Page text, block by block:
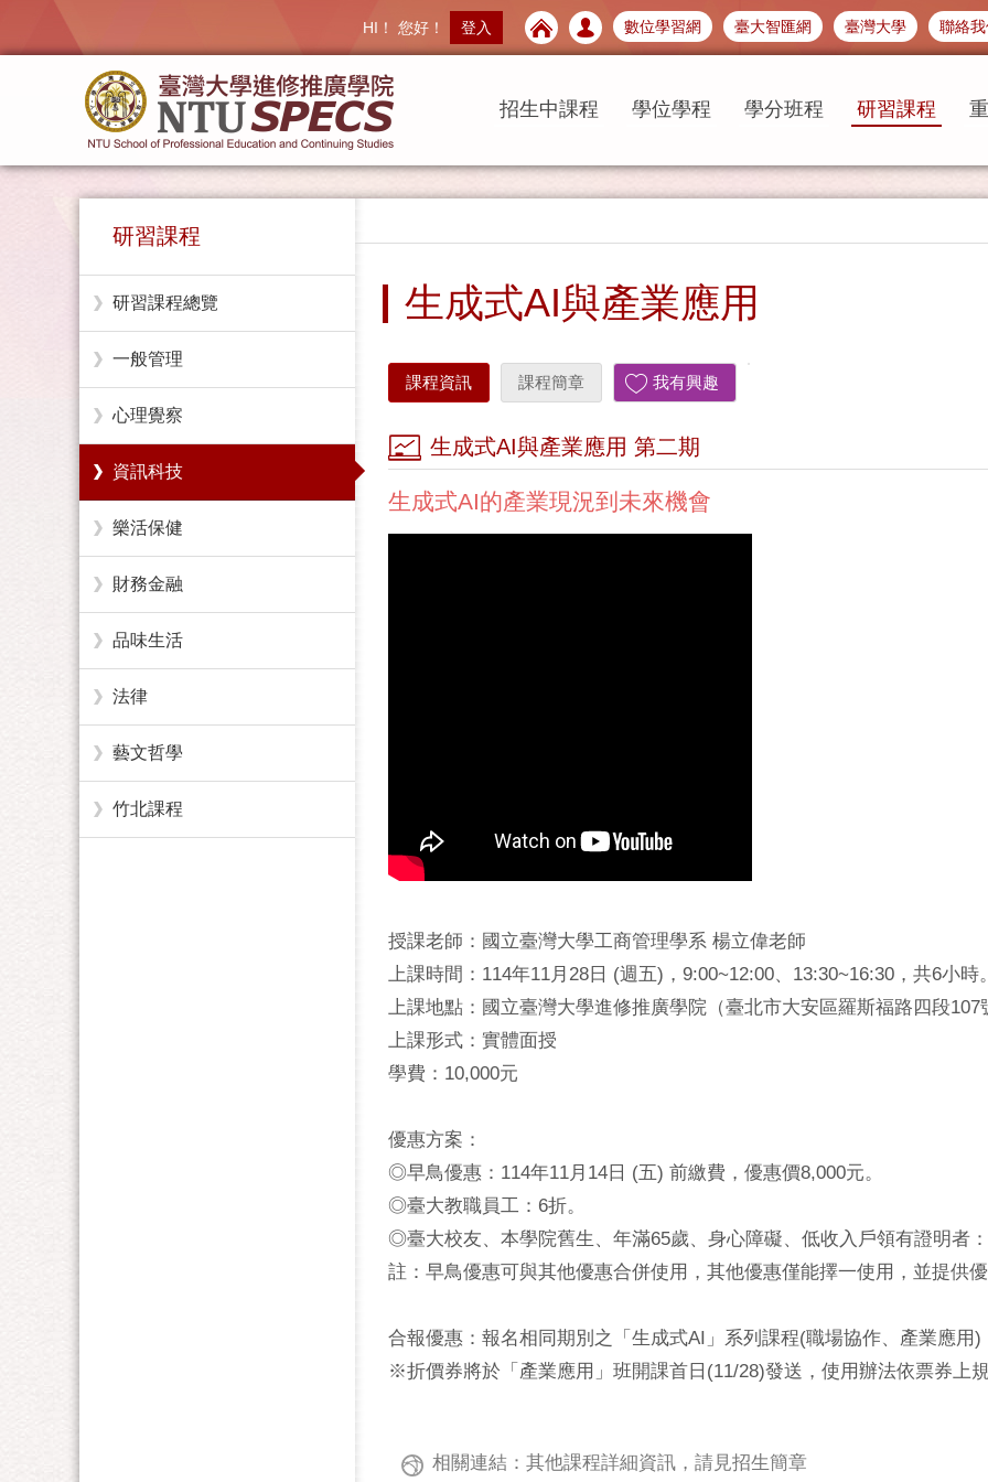
數位學習網 臺大智匯網 臺灣大學 聯絡
HI！ 您好！ 登入
招生中課程 學位學程 學分班程 研習課程
研習課程
研習課程總覽
一般管理
心理覺察
資訊科技
樂活保健
財務金融
品味生活
法律
藝文哲學
竹北課程
生成式AI與產業應用
課程資訊 課程簡章 我有興趣
生成式AI與產業應用 第二期
生成式AI的產業現況到未來機會
授課老師：國立臺灣大學工商管理學系 楊立偉老師
上課時間：114年11月28日 (週五)，9:00~12:00、13:30~16:30，共6小時
上課地點：國立臺灣大學進修推廣學院（臺北市大安區羅斯福路四段107
上課形式：實體面授
學費：10,000元
優惠方案：
◎早鳥優惠：114年11月14日 (五) 前繳費，優惠價8,000元。
◎臺大教職員工：6折。
◎臺大校友、本學院舊生、年滿65歲、身心障礙、低收入戶領有證明者
註：早鳥優惠可與其他優惠合併使用，其他優惠僅能擇一使用，並提供
合報優惠：報名相同期別之「生成式AI」系列課程(職場協作、產業應用
※折價券將於「產業應用」班開課首日(11/28)發送，使用辦法依票券上
相關連結：其他課程詳細資訊，請見招生簡章